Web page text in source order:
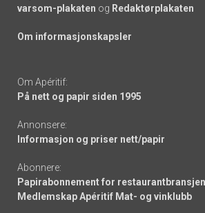
varsom-plakaten og Redaktørplakaten
Om informasjonskapsler
Om Apéritif:
På nett og papir siden 1995
Annonsere:
Informasjon og priser nett/papir
Abonnere:
Papirabonnement for restaurantbransjen
Medlemskap Apéritif Mat- og vinklubb